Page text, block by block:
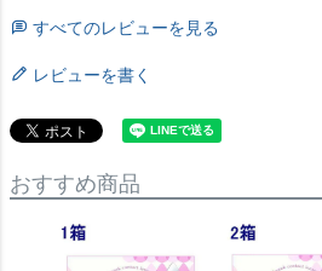
すべてのレビューを見る
レビューを書く
おすすめ商品